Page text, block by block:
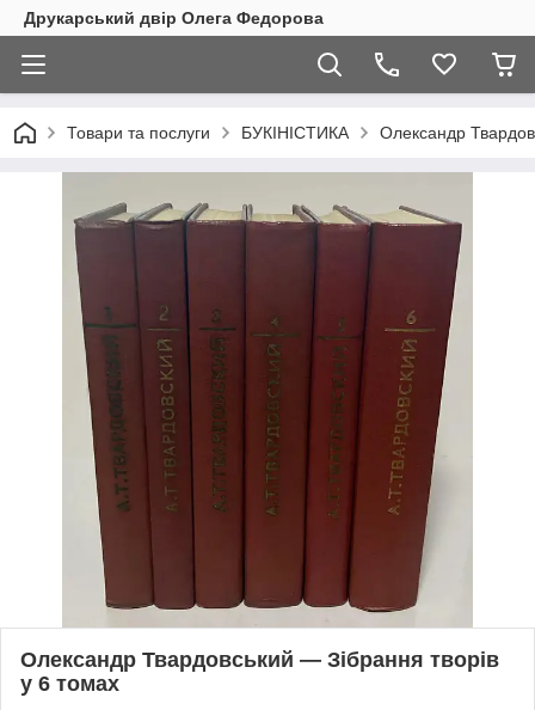
Друкарський двір Олега Федорова
Товари та послуги БУКІНІСТИКА Олександр
Олександр Твардовський — Зібрання творів
у 6 томах